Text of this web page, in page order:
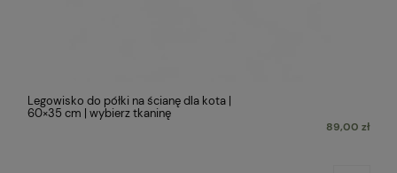
Legowisko do półki na ścianę dla kota |
60×35 cm | wybierz tkaninę
89,00 zł